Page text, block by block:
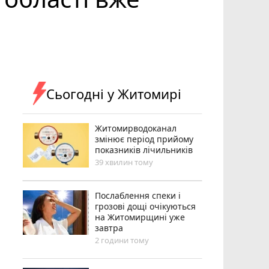
Сьогодні у Житомирі
Житомирводоканал
змінює період прийому
показників лічильників
39 хвилин тому
Послаблення спеки і
грозові дощі очікуються
на Житомирщині уже
завтра
2 години тому